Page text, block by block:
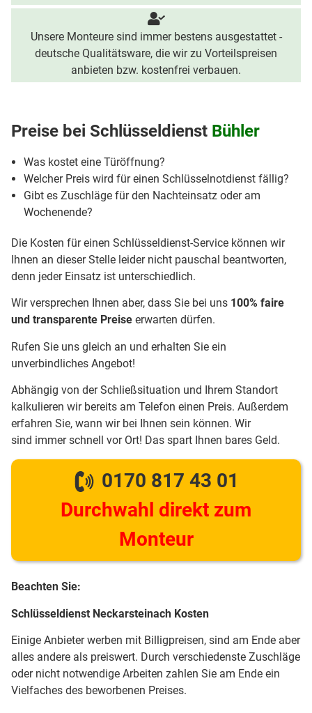
Unsere Monteure sind immer bestens ausgestattet -
deutsche Qualitätsware, die wir zu Vorteilspreisen
anbieten bzw. kostenfrei verbauen.
Preise bei Schlüsseldienst Bühler
Was kostet eine Türöffnung?
Welcher Preis wird für einen Schlüsselnotdienst fällig?
Gibt es Zuschläge für den Nachteinsatz oder am
Wochenende?
Die Kosten für einen Schlüsseldienst-Service können wir
Ihnen an dieser Stelle leider nicht pauschal beantworten,
denn jeder Einsatz ist unterschiedlich.
Wir versprechen Ihnen aber, dass Sie bei uns 100% faire
und transparente Preise erwarten dürfen.
Rufen Sie uns gleich an und erhalten Sie ein
unverbindliches Angebot!
Abhängig von der Schließsituation und Ihrem Standort
kalkulieren wir bereits am Telefon einen Preis. Außerdem
erfahren Sie, wann wir bei Ihnen sein können. Wir
sind immer schnell vor Ort! Das spart Ihnen bares Geld.
0170 817 43 01
Durchwahl direkt zum
Monteur
Beachten Sie:
Schlüsseldienst Neckarsteinach Kosten
Einige Anbieter werben mit Billigpreisen, sind am Ende aber
alles andere als preiswert. Durch verschiedenste Zuschläge
oder nicht notwendige Arbeiten zahlen Sie am Ende ein
Vielfaches des beworbenen Preises.